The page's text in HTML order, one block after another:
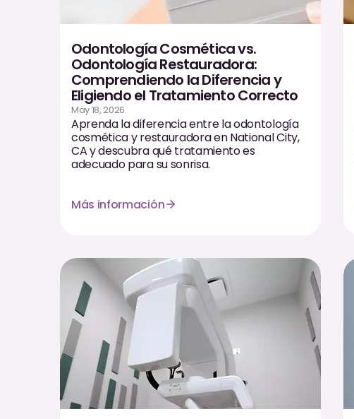
Odontología Cosmética vs.
Odontología Restauradora:
Comprendiendo la Diferencia y
Eligiendo el Tratamiento Correcto
May 18, 2026
Aprenda la diferencia entre la odontología
cosmética y restauradora en National City,
CA y descubra qué tratamiento es
adecuado para su sonrisa.
Más información